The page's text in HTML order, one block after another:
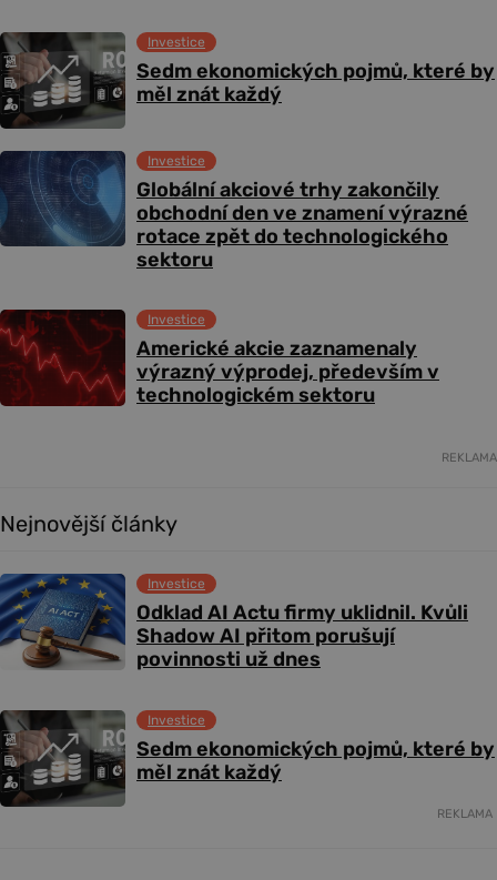
Sedm ekonomických pojmů, které by
měl znát každý
Investice
Globální akciové trhy zakončily
obchodní den ve znamení výrazné
rotace zpět do technologického
sektoru
Investice
Americké akcie zaznamenaly
výrazný výprodej, především v
technologickém sektoru
Investice
REKLAMA
Nejnovější články
Odklad AI Actu firmy uklidnil. Kvůli
Shadow AI přitom porušují
povinnosti už dnes
Investice
Sedm ekonomických pojmů, které by
měl znát každý
Investice
REKLAMA